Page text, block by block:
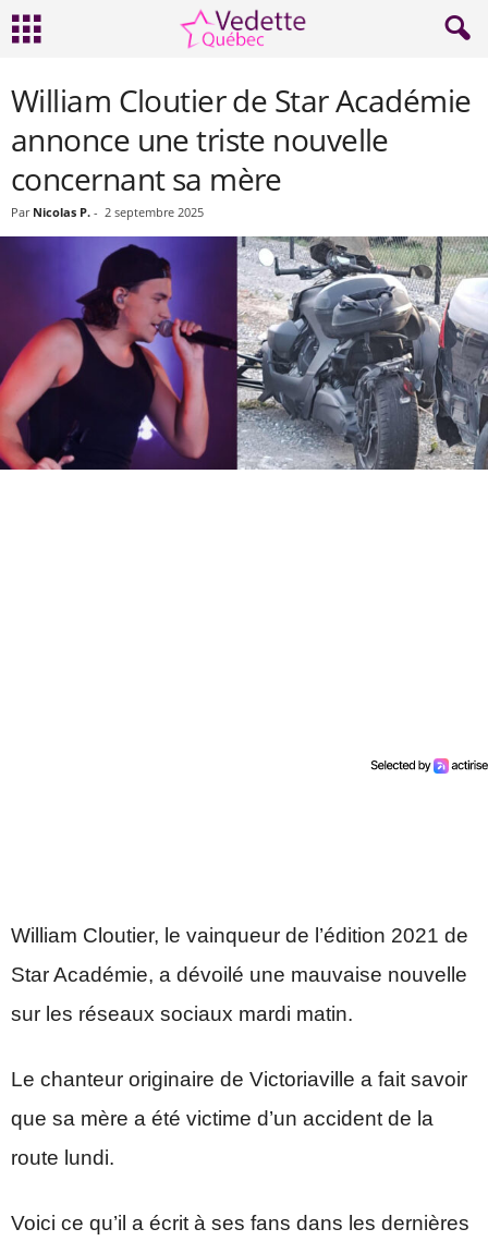
William Cloutier de Star Académie
annonce une triste nouvelle
concernant sa mère
Par Nicolas P. - 2 septembre 2025
William Cloutier, le vainqueur de l’édition 2021 de
Star Académie, a dévoilé une mauvaise nouvelle
sur les réseaux sociaux mardi matin.
Le chanteur originaire de Victoriaville a fait savoir
que sa mère a été victime d’un accident de la
route lundi.
Voici ce qu’il a écrit à ses fans dans les dernières